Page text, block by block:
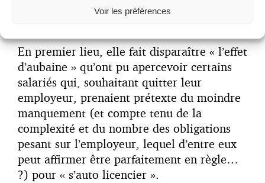
Voir les préférences
En premier lieu, elle fait disparaître « l’effet
d’aubaine » qu’ont pu apercevoir certains
salariés qui, souhaitant quitter leur
employeur, prenaient prétexte du moindre
manquement (et compte tenu de la
complexité et du nombre des obligations
pesant sur l’employeur, lequel d’entre eux
peut affirmer être parfaitement en règle…
?) pour « s’auto licencier ».